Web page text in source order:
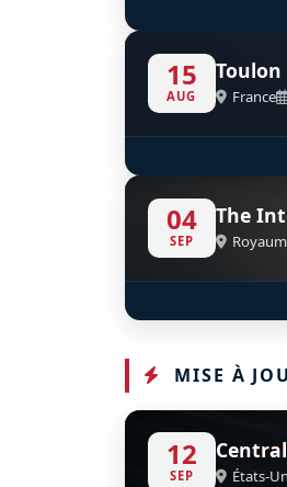
15
AUG
Toulon
France
SA365 Dauphin
04
SEP
The
OV-10B Bronco
MISE À
12
SEP États-